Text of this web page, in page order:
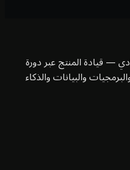
قيادة المنتج عبر دورة
والبيانات والذكاء